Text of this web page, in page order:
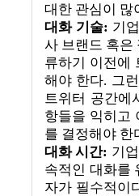
대한 관심이 많
대화 기술: 기
사 브랜드 혹은
류하기 이전에
해야 한다. 그
트위터 공간에
항들을 익히고
를 결정해야 한
대화 시간: 기
속적인 대화를
자가 필수적이